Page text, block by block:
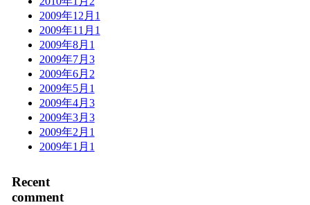
2009年12月 1
2009年11月 1
2009年8月 1
2009年7月 3
2009年6月 2
2009年5月 1
2009年4月 3
2009年3月 3
2009年2月 1
2009年1月 1
Recent
comment